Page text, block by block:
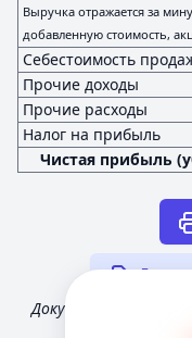
Выручка отражается за
добавленную стоимость,
Себестоимость
Прочие доходы
Прочие расходы
Налог на прибыль
Чистая прибыль
Документ получен